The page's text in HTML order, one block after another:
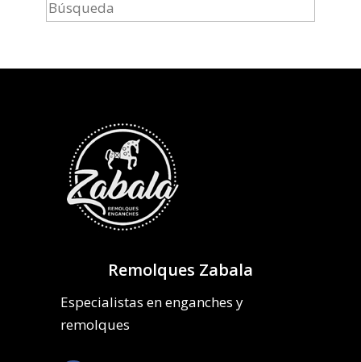
Remolques Zabala
Especialistas en enganches y
remolques